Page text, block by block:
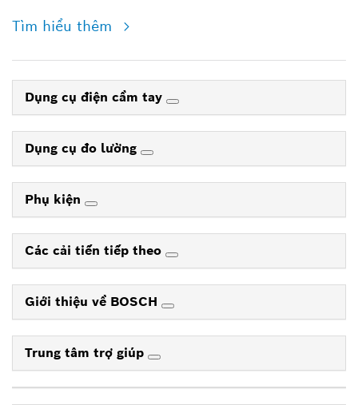
Tìm hiểu thêm
Dụng cụ điện cầm tay
Dụng cụ đo lường
Phụ kiện
Các cải tiến tiếp theo
Giới thiệu về BOSCH
Trung tâm trợ giúp